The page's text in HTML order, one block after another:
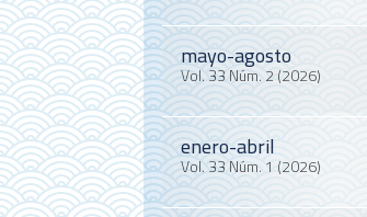
mayo-agosto
Vol. 33 Núm. 2 (2026)
enero-abril
Vol. 33 Núm. 1 (2026)